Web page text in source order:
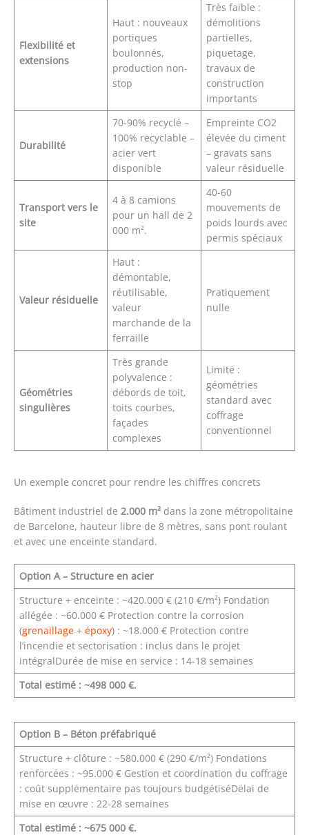
Flexibilité et
extensions
Haut : nouveaux
portiques
boulonnés,
production non-
stop
Très faible :
démolitions
partielles,
piquetage,
travaux de
construction
importants
Durabilité
70-90% recyclé –
100% recyclable –
acier vert
disponible
Empreinte CO2
élevée du ciment
– gravats sans
valeur résiduelle
Transport vers le
site
4 à 8 camions
pour un hall de 2
000 m².
40-60
mouvements de
poids lourds avec
permis spéciaux
Valeur résiduelle
Haut :
démontable,
réutilisable,
valeur
marchande de la
ferraille
Pratiquement
nulle
Géométries
singulières
Très grande
polyvalence :
débords de toit,
toits courbes,
façades
complexes
Limité :
géométries
standard avec
coffrage
conventionnel
Un exemple concret pour rendre les chiffres concrets
Bâtiment industriel de 2.000 m² dans la zone métropolitaine
de Barcelone, hauteur libre de 8 mètres, sans pont roulant
et avec une enceinte standard.
Option A – Structure en acier
Structure + enceinte : ~420.000 € (210 €/m²) Fondation
allégée : ~60.000 € Protection contre la corrosion
(grenaillage+ époxy) : ~18.000 € Protection contre
l’incendie et sectorisation : inclus dans le projet
intégralDurée de mise en service : 14-18 semaines
Total estimé : ~498 000 €.
Option B – Béton préfabriqué
Structure + clôture : ~580.000 € (290 €/m²) Fondations
renforcées : ~95.000 € Gestion et coordination du coffrage
: coût supplémentaire pas toujours budgétiséDélai de
mise en œuvre : 22-28 semaines
Total estimé : ~675 000 €.